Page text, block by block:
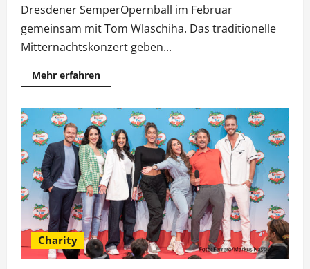
Dresdener SemperOpernball im Februar
gemeinsam mit Tom Wlaschiha. Das traditionelle
Mitternachtskonzert geben...
Mehr erfahrenMehr
Informationen
Stumph
und
Giovanni
Zarrella
beim
SemperOpernball
2024
Charity